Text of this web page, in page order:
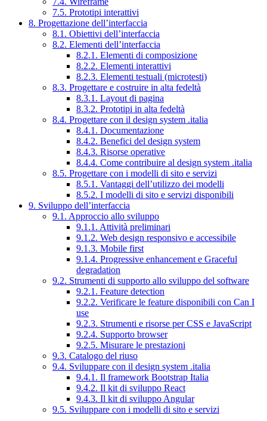
7.5. Prototipi interattivi
8. Progettazione dell’interfaccia
8.1. Obiettivi dell’interfaccia
8.2. Elementi dell’interfaccia
8.2.1. Elementi di composizione
8.2.2. Elementi interattivi
8.2.3. Elementi testuali (microtesti)
8.3. Progettare e costruire in alta fedeltà
8.3.1. Layout di pagina
8.3.2. Prototipi in alta fedeltà
8.4. Progettare con il design system .italia
8.4.1. Documentazione
8.4.2. Benefici del design system
8.4.3. Risorse operative
8.4.4. Come contribuire al design system .italia
8.5. Progettare con i modelli di sito e servizi
8.5.1. Vantaggi dell’utilizzo dei modelli
8.5.2. I modelli di sito e servizi disponibili
9. Sviluppo dell’interfaccia
9.1. Approccio allo sviluppo
9.1.1. Attività preliminari
9.1.2. Web design responsivo e accessibile
9.1.3. Mobile first
9.1.4. Progressive enhancement e Graceful
degradation
9.2. Strumenti di supporto allo sviluppo del software
9.2.1. Feature detection
9.2.2. Verificare le feature disponibili con Can I
use
9.2.3. Strumenti e risorse per CSS e JavaScript
9.2.4. Supporto browser
9.2.5. Misurare le prestazioni
9.3. Catalogo del riuso
9.4. Sviluppare con il design system .italia
9.4.1. Il framework Bootstrap Italia
9.4.2. Il kit di sviluppo React
9.4.3. Il kit di sviluppo Angular
9.5. Sviluppare con i modelli di sito e servizi